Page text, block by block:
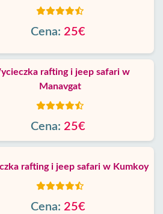
Cena: 25€
rafting i jeep safari w
Manavgat
Cena: 25€
rafting i jeep safari w Kumkoy
Cena: 25€